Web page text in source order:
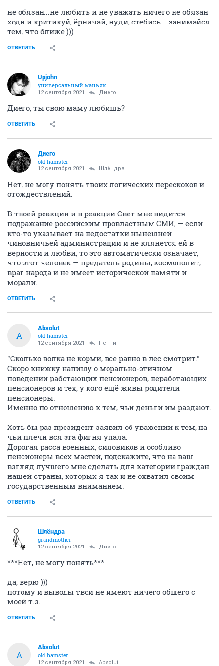
не обязан...не любить и не уважать ничего не обязан
ходи и критикуй, ёрничай, нуди, стебись....занимайся
тем, что ближе )))
ОТВЕТИТЬ
Upjohn
универсальный маньяк
12 сентября 2021 Диего
Диего, ты свою маму любишь?
ОТВЕТИТЬ
Диего
old hamster
12 сентября 2021 Шлёндра
Нет, не могу понять твоих логических перескоков и
отождествлений.
В твоей реакции и в реакции Свет мне видится
подражание российским провластным СМИ, — если
кто-то указывает на недостатки нынешней
чиновничьей администрации и не клянется ей в
верности и любви, то это автоматически означает,
что этот человек — предатель родины, космополит,
враг народа и не имеет исторической памяти и
морали.
ОТВЕТИТЬ
A
Absolut
old hamster
12 сентября 2021 Пeппи
"Сколько волка не корми, все равно в лес смотрит."
Скоро книжку напишу о морально-этичном
поведении работающих пенсионеров, неработающих
пенсионеров и тех, у кого ещё живы родители
пенсионеры.
Именно по отношению к тем, чьи деньги им раздают.
Хоть бы раз президент заявил об уважении к тем, на
чьи плечи вся эта фигня упала.
Дорогая расса военных, силовиков и особливо
пенсионеры всех мастей, подскажите, что на ваш
взгляд лучшего мне сделать для категории граждан
нашей страны, которых я так и не охватил своим
государственным вниманием.
ОТВЕТИТЬ
Шлёндра
grandmother
12 сентября 2021 Диего
***Нет, не могу понять***
да, верю )))
потому и выводы твои не имеют ничего общего с
моей т.з.
ОТВЕТИТЬ
A
Absolut
old hamster
12 сентября 2021 Absolut